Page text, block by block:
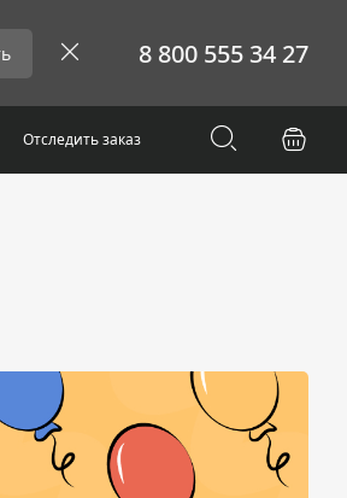
8 800 555 34 27
Отследить заказ